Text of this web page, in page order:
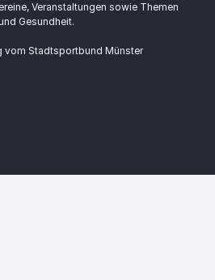
Veranstaltungen sowie Themen
Gesundheit.
vom Stadtsportbund Münster